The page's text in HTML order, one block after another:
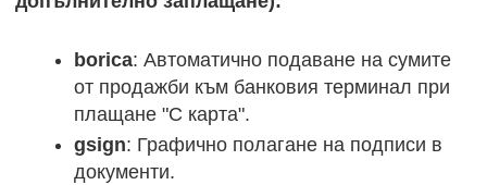
borica: Автоматично подаване на сумите
от продажби към банковия терминал при
плащане "С карта".
gsign: Графично полагане на подписи в
документи.